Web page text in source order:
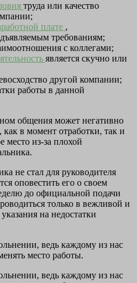
труда или качество
плате ,
требованиям;
с коллегами;
является скучно или
другой компании;
работы в данной
общения может негативно
как в момент отработки, так и
место из-за плохой
не стал для руководителя
оповестить его о своем
до официальной подачи
только в вежливой и
на недостатки
ведь каждому из нас
место работы.
ведь каждому из нас